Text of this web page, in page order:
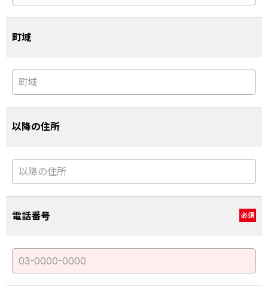
町域
以降の住所
電話番号 必須